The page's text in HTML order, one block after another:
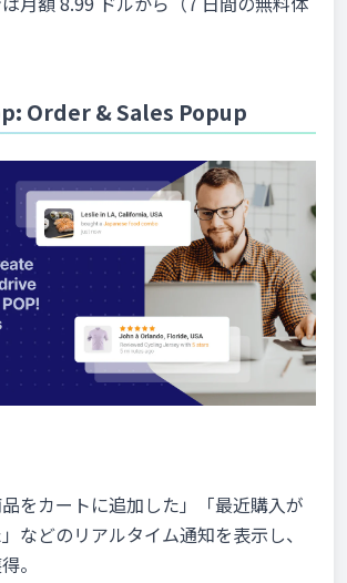
Order & Sales Popup
品をカートに追加した」「最近購入が
などのリアルタイム通知を表示し、
。